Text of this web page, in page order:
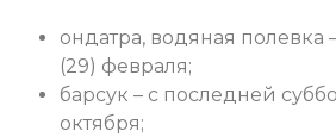
ондатра, водяная полевка
(29) февраля;
барсук – с последней
октября;